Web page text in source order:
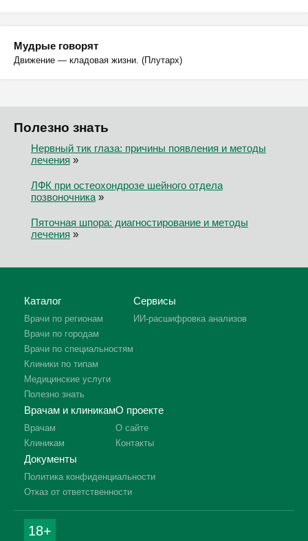
Мудрые говорят
Движение — кладовая жизни. (Плутарх)
Полезно знать
Нервный тик глаза: причины появления и методы
лечения »
ЛФК при остеохондрозе шейного отдела
позвоночника»
Пяточная шпора: диагностирование и методы
лечения »
Каталог
Врачи по регионам
Врачи по городам
Врачи по специальностям
Клиники по типам
Медицинские услуги
Полезно знать
Сервисы
ИИ-расшифровка анализов
Врачам и клиникам
Врачам
Клиникам
О проекте
О сайте
Контакты
Документы
Политика конфиденциальности
Отказ от ответственности
18+